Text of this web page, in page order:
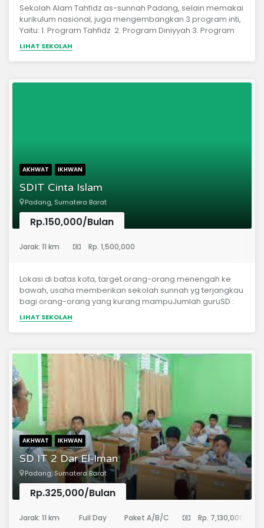
Sekolah Alam Tahfidz as-sunnah Padang, selain memakai
kurikulum nasional, juga mengembangkan 3 program inti,
Yaitu: 1. Program Tahfidz 2. Program Diniyyah 3. Program
Sekolah Alam Sekolah Dasar Alam Tahfidz As-sunnah
Padang menekankan pendidikan pada 8 unsur utama: 1).
Aqidah yang benar 2). Ibadah yang benar 3). Bacaan al-
LIHAT SEKOLAH
AKHWAT IKHWAN
SDIT Cinta Islam
Padang, Sumatera Barat
Rp.150,000/Bulan
Jarak: 11 km Rp. 1,500,000
Lokasi di batas kota, target orang-orang menengah ke
bawah, usaha memberikan sekolah sunnah yg terjangkau
bagi orang-orang yang kurang mampuJumlah guruSD :
6Jumlah muridSD KELAS 1: 22 ORG, KELAS 2 : 18 ORG,Luas
tanah :SD : 500 M2 Tanah wakafÂ Status legalÂ SD sedang
pengurusan izin
LIHAT SEKOLAH
AKHWAT IKHWAN
SD IT 2 Dar El-Iman
Padang, Sumatera Barat
Rp.325,000/Bulan
Jarak: 11 km Full Day Paket A/B/C Rp. 7,130,000